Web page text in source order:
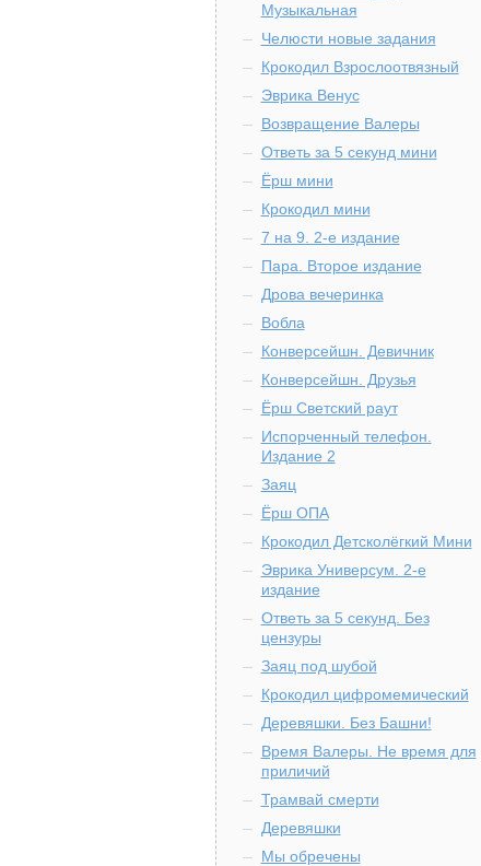
Музыкальная
Челюсти новые задания
Крокодил Взрослоотвязный
Эврика Венус
Возвращение Валеры
Ответь за 5 секунд мини
Ёрш мини
Крокодил мини
7 на 9. 2-е издание
Пара. Второе издание
Дрова вечеринка
Вобла
Конверсейшн. Девичник
Конверсейшн. Друзья
Ёрш Светский раут
Испорченный телефон.
Издание 2
Заяц
Ёрш ОПА
Крокодил Детсколёгкий Мини
Эврика Универсум. 2-е
издание
Ответь за 5 секунд. Без
цензуры
Заяц под шубой
Крокодил цифромемический
Деревяшки. Без Башни!
Время Валеры. Не время для
приличий
Трамвай смерти
Деревяшки
Мы обречены